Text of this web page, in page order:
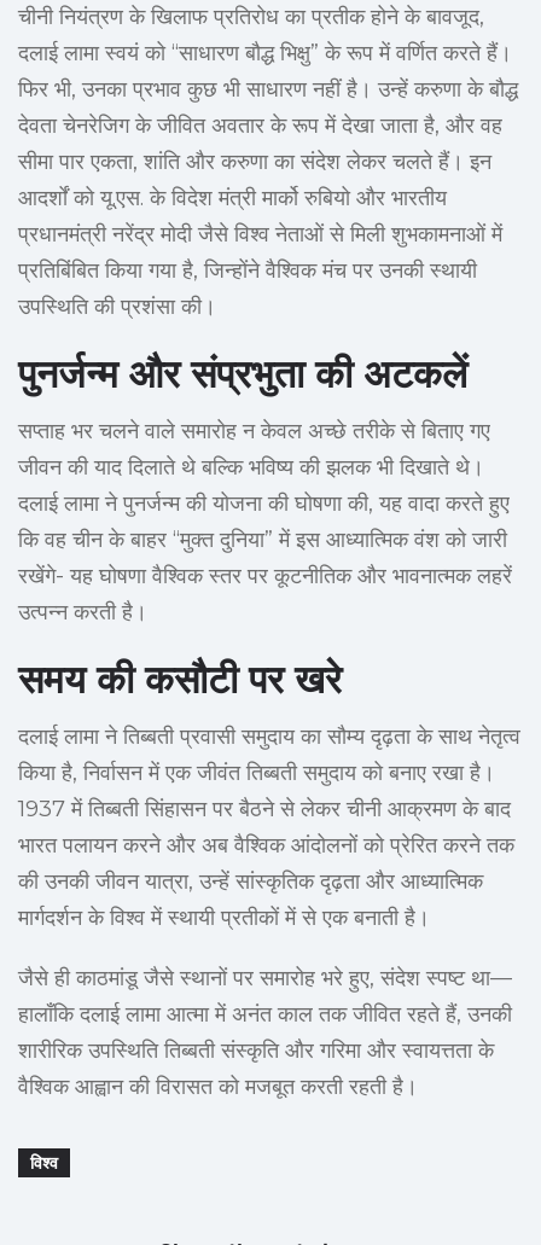
चीनी नियंत्रण के खिलाफ प्रतिरोध का प्रतीक होने के बावजूद,
दलाई लामा स्वयं को “साधारण बौद्ध भिक्षु” के रूप में वर्णित करते हैं।
फिर भी, उनका प्रभाव कुछ भी साधारण नहीं है। उन्हें करुणा के बौद्ध
देवता चेनरेजिग के जीवित अवतार के रूप में देखा जाता है, और वह
सीमा पार एकता, शांति और करुणा का संदेश लेकर चलते हैं। इन
आदर्शों को यू.एस. के विदेश मंत्री मार्को रुबियो और भारतीय
प्रधानमंत्री नरेंद्र मोदी जैसे विश्व नेताओं से मिली शुभकामनाओं में
प्रतिबिंबित किया गया है, जिन्होंने वैश्विक मंच पर उनकी स्थायी
उपस्थिति की प्रशंसा की।
पुनर्जन्म और संप्रभुता की अटकलें
सप्ताह भर चलने वाले समारोह न केवल अच्छे तरीके से बिताए गए
जीवन की याद दिलाते थे बल्कि भविष्य की झलक भी दिखाते थे।
दलाई लामा ने पुनर्जन्म की योजना की घोषणा की, यह वादा करते हुए
कि वह चीन के बाहर “मुक्त दुनिया” में इस आध्यात्मिक वंश को जारी
रखेंगे- यह घोषणा वैश्विक स्तर पर कूटनीतिक और भावनात्मक लहरें
उत्पन्न करती है।
समय की कसौटी पर खरे
दलाई लामा ने तिब्बती प्रवासी समुदाय का सौम्य दृढ़ता के साथ नेतृत्व
किया है, निर्वासन में एक जीवंत तिब्बती समुदाय को बनाए रखा है।
1937 में तिब्बती सिंहासन पर बैठने से लेकर चीनी आक्रमण के बाद
भारत पलायन करने और अब वैश्विक आंदोलनों को प्रेरित करने तक
की उनकी जीवन यात्रा, उन्हें सांस्कृतिक दृढ़ता और आध्यात्मिक
मार्गदर्शन के विश्व में स्थायी प्रतीकों में से एक बनाती है।
जैसे ही काठमांडू जैसे स्थानों पर समारोह भरे हुए, संदेश स्पष्ट था—
हालाँकि दलाई लामा आत्मा में अनंत काल तक जीवित रहते हैं, उनकी
शारीरिक उपस्थिति तिब्बती संस्कृति और गरिमा और स्वायत्तता के
वैश्विक आह्वान की विरासत को मजबूत करती रहती है।
विश्व